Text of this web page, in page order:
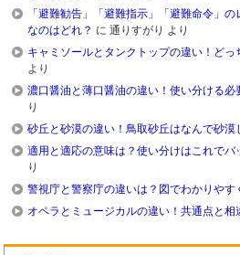
「避難勧告」「避難指示」「避難命令」
なのはどれ？ に通りすがり より
キャミソールとタンクトップの違い！どっ
より
濃口醤油と薄口醤油の違い！使い分ける必
り
砂丘と砂漠の違い！鳥取砂丘はなんで砂漠
適用と適応の意味は？使い分けはこれでバ
り
警視庁と警察庁の違いは？図でわかりやす
オペラとミュージカルの違い！共通点と相